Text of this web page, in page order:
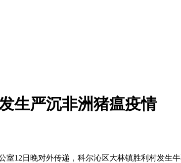
生严沉非洲猪瘟疫情
日晚对外传递，科尔沁区大林镇胜利村发生